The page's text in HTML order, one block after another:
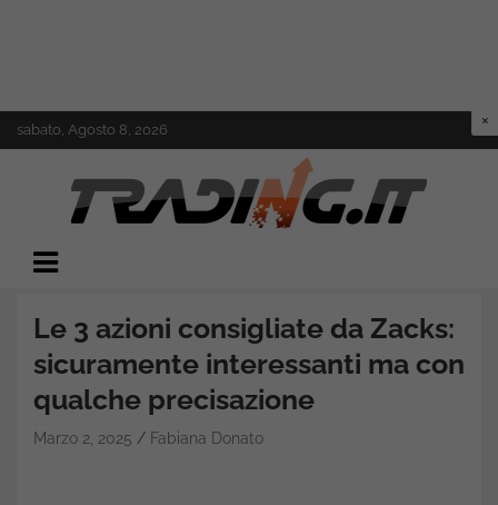
to
sabato, Agosto 8, 2026
Trading.it
Le 3 azioni consigliate da Zacks:
sicuramente interessanti ma con
qualche precisazione
Marzo 2, 2025 Fabiana Donato